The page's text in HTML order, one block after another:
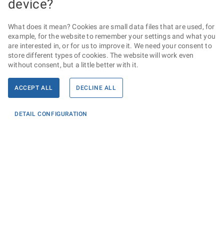
device?
What does it mean? Cookies are small data files that are used, for
example, for the website to remember your settings and what you
are interested in, or for us to improve it. We need your consent to
store different types of cookies. The website will work even
without consent, but a little better with it.
ACCEPT ALL DECLINE ALL
DETAIL CONFIGURATION